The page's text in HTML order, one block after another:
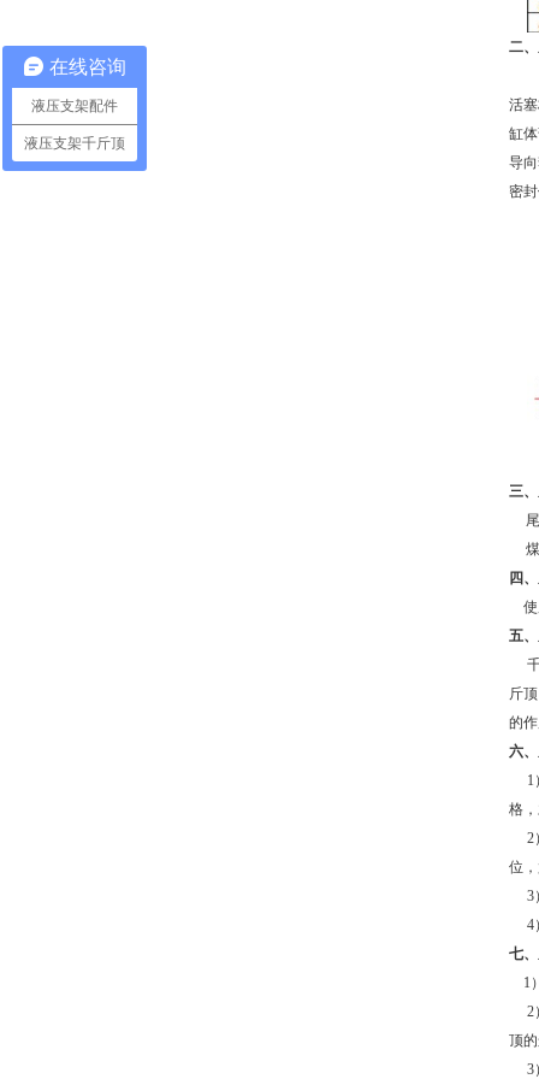
二
活
缸
导
密
三
四
五
千
斤
的
六
1
格
2
位
3
4
七
1
2
顶
3
在线咨询
液压支架配件
液压支架千斤顶